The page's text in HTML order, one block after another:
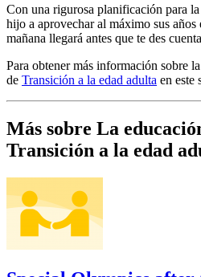
Con una rigurosa planificación para
hijo a aprovechar al máximo sus años
mañana llegará antes que te des
Para obtener más información sobre
de Transición a la edad adulta en este
Más sobre La
Transición a la edad